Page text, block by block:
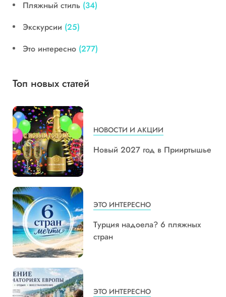
Пляжный стиль (34)
Экскурсии (25)
Это интересно (277)
Топ новых статей
НОВОСТИ И АКЦИИ
Новый 2027 год в Прииртышье
ЭТО ИНТЕРЕСНО
Турция надоела? 6 пляжных
стран
ЭТО ИНТЕРЕСНО